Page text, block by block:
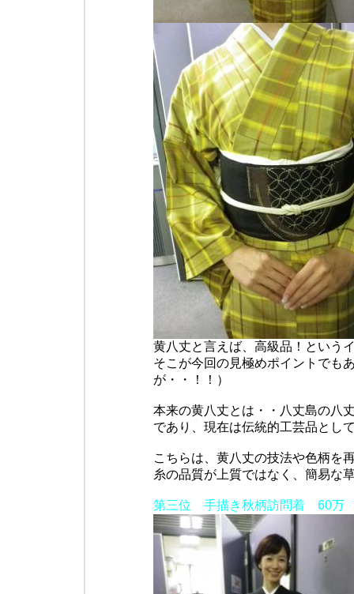
黄八丈と言えば、高級品！という
そこが今回の見極めポイントでも
が・・！！）
本来の黄八丈とは・・八丈島の八
であり、現在は伝統的工芸品とし
こちらは、黄八丈の技法や色柄を
糸の品質が上質ではなく、簡易な
第三位 手描き秋柄訪問着 60万